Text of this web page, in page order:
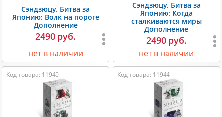
Сэндзюцу. Битва за
Японию: Волк на пороге
Дополнение
2490 руб.
нет в наличии
Сэндзюцу. Битва за
Японию: Когда
сталкиваются миры
Дополнение
2490 руб.
нет в наличии
Код товара: 11940 Код товара: 11944